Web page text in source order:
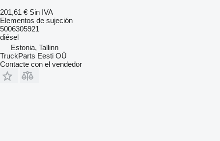
201,61 € Sin IVA
Elementos de sujeción
5006305921
diésel
Estonia, Tallinn
TruckParts Eesti OÜ
Contacte con el vendedor